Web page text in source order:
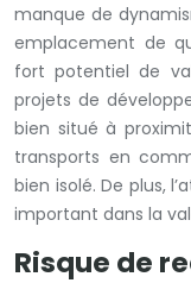
manque de
emplacement de
fort potentiel de
projets de
bien situé à
transports en
bien isolé. De plus,
important dans la
Risque de